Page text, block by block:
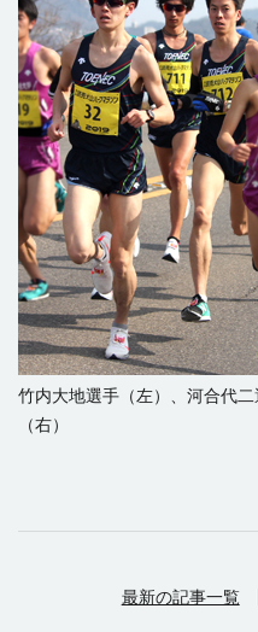
竹内大地選手（左）、河合代
（右）
最新の記事一覧